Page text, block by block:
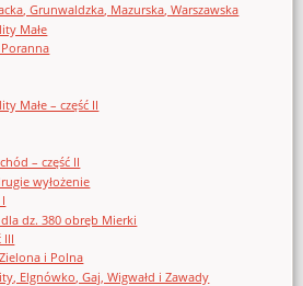
Grunwaldzka, Mazurska, Warszawska
Małe
Małe – część II
– część II
wyłożenie
dz. 380 obręb Mierki
III
i Polna
Elgnówko, Gaj, Wigwałd i Zawady